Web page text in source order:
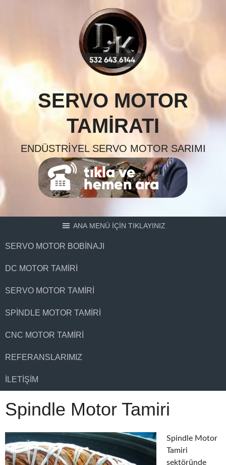
SERVO MOTOR
TAMIRATI
ENDÜSTRIYEL SERVO MOTOR SARIMI
ANA MENÜ İÇİN TIKLAYINIZ
SERVO MOTOR BOBINAJI
DC MOTOR TAMIRI
SERVO MOTOR TAMIRI
SPINDLE MOTOR TAMIRI
CNC MOTOR TAMIRI
REFERANSLARIMIZ
İLETIŞIM
Spindle Motor Tamiri
Spindle Motor
Tamiri
sektöründe